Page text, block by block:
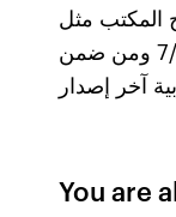
المكتب مثل
الكمبيوتر واللاب توب ويندوز 7/8/10 ومن ضمن
آخر إصدار
You are